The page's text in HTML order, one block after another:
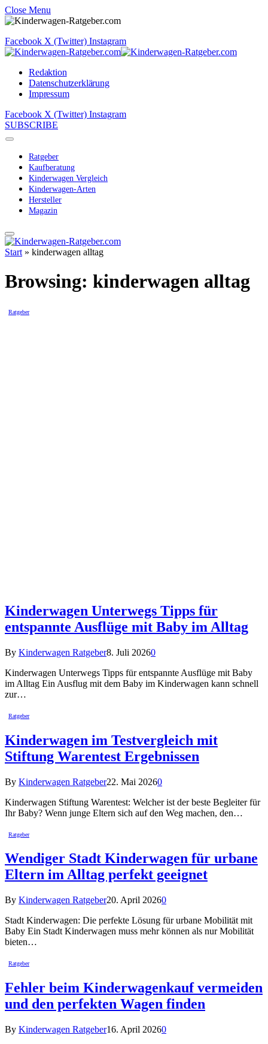
Close Menu
Facebook X (Twitter) Instagram
Redaktion
Datenschutzerklärung
Impressum
Facebook X (Twitter) Instagram
SUBSCRIBE
Ratgeber
Kaufberatung
Kinderwagen Vergleich
Kinderwagen-Arten
Hersteller
Magazin
Start » kinderwagen alltag
Browsing: kinderwagen alltag
Ratgeber
Kinderwagen Unterwegs Tipps für
entspannte Ausflüge mit Baby im Alltag
By Kinderwagen Ratgeber8. Juli 20260
Kinderwagen Unterwegs Tipps für entspannte Ausflüge mit Baby
im Alltag Ein Ausflug mit dem Baby im Kinderwagen kann schnell
zur…
Ratgeber
Kinderwagen im Testvergleich mit
Stiftung Warentest Ergebnissen
By Kinderwagen Ratgeber22. Mai 20260
Kinderwagen Stiftung Warentest: Welcher ist der beste Begleiter für
Ihr Baby? Wenn junge Eltern sich auf den Weg machen, den…
Ratgeber
Wendiger Stadt Kinderwagen für urbane
Eltern im Alltag perfekt geeignet
By Kinderwagen Ratgeber20. April 20260
Stadt Kinderwagen: Die perfekte Lösung für urbane Mobilität mit
Baby Ein Stadt Kinderwagen muss mehr können als nur Mobilität
bieten…
Ratgeber
Fehler beim Kinderwagenkauf vermeiden
und den perfekten Wagen finden
By Kinderwagen Ratgeber16. April 20260